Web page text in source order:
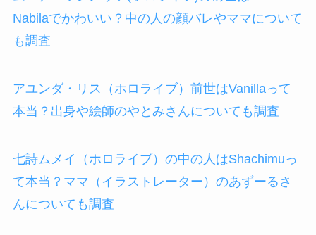
Nabilaでかわいい？中の人の顔バレやママについて
も調査
アユンダ・リス（ホロライブ）前世はVanillaって
本当？出身や絵師のやとみさんについても調査
七詩ムメイ（ホロライブ）の中の人はShachimuっ
て本当？ママ（イラストレーター）のあずーるさ
んについても調査